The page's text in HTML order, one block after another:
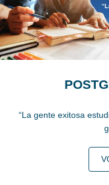
“La gente exitosa